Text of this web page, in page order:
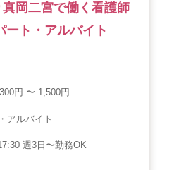
岡二宮で働く看護師
ート・アルバイト
円 〜 1,500円
アルバイト
週3日〜勤務OK